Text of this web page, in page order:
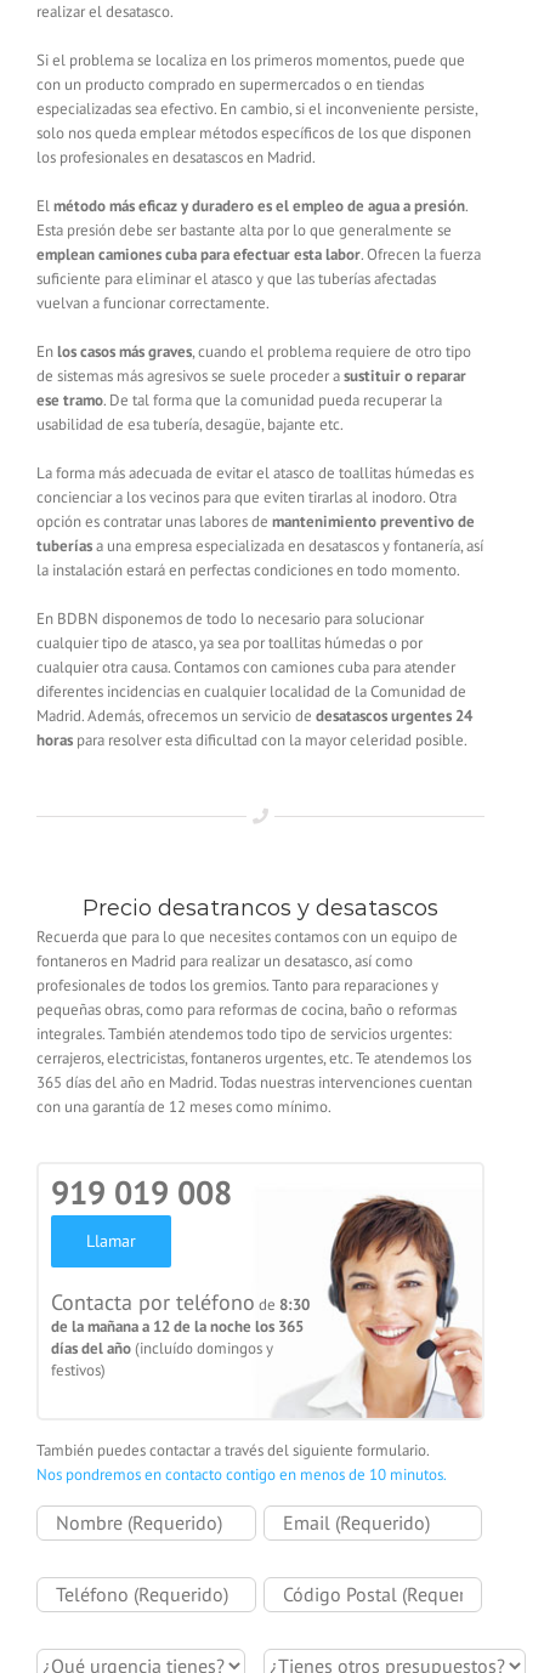
realizar el desatasco.
Si el problema se localiza en los primeros momentos, puede que
con un producto comprado en supermercados o en tiendas
especializadas sea efectivo. En cambio, si el inconveniente persiste,
solo nos queda emplear métodos específicos de los que disponen
los profesionales en desatascos en Madrid.
Elmétodo más eficaz y duradero es el empleo de agua a presión.
Esta presión debe ser bastante alta por lo que generalmente se
emplean camiones cuba para efectuar esta labor. Ofrecen la fuerza
suficiente para eliminar el atasco y que las tuberías afectadas
vuelvan a funcionar correctamente.
Enlos casos más graves, cuando el problema requiere de otro tipo
de sistemas más agresivos se suele proceder asustituir o reparar
ese tramo. De tal forma que la comunidad pueda recuperar la
usabilidad de esa tubería, desagüe, bajante etc.
La forma más adecuada de evitar el atasco de toallitas húmedas es
concienciar a los vecinos para que eviten tirarlas al inodoro. Otra
opción es contratar unas labores de mantenimiento preventivo de
tuberíasa una empresa especializada en desatascos y fontanería, así
la instalación estará en perfectas condiciones en todo momento.
En BDBN disponemos de todo lo necesario para solucionar
cualquier tipo de atasco, ya sea por toallitas húmedas o por
cualquier otra causa. Contamos con camiones cuba para atender
diferentes incidencias en cualquier localidad de la Comunidad de
Madrid. Además, ofrecemos un servicio de desatascos urgentes 24
horas para resolver esta dificultad con la mayor celeridad posible.
Precio desatrancos y desatascos
Recuerda que para lo que necesites contamos con un equipo de
fontaneros en Madrid para realizar un desatasco, así como
profesionales de todos los gremios. Tanto para reparaciones y
pequeñas obras, como para reformas de cocina, baño o reformas
integrales. También atendemos todo tipo de servicios urgentes:
cerrajeros, electricistas, fontaneros urgentes, etc. Te atendemos los
365 días del año en Madrid. Todas nuestras intervenciones cuentan
con una garantía de 12 meses como mínimo.
919 019 008
Llamar
Contacta por teléfono de 8:30
de la mañana a 12 de la noche los 365
días del año(incluído domingos y
festivos)
También puedes contactar a través del siguiente formulario.
Nos pondremos en contacto contigo en menos de 10 minutos.